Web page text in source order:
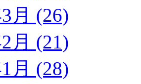
月 (26)
月 (21)
月 (28)